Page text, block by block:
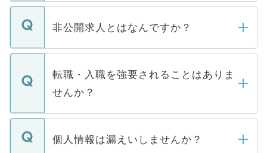
ご登録いただきましたら、弊社担当者がご
登録内容を確認し、その後メールもしくは
ます。通常、5営業日以内にはご連絡をせて
いただきますので、しばらくお待ちくださ
非公開求人とはなんですか？
マイナビDOCTORで取り扱っている求人の
うち約3割は、Webサイトからご覧いただ
けない「非公開求人」です。非公開求人は
下記の理由によって、一般には公開してい
ません。
■応募殺到を避けるため 人気のある医療機
転職・入職を強要されることはありま
せんか？
転職・入職を強要することは一切ありませ
ん。また、仮に応募先から内定をいただい
個人情報は漏えいしませんか？